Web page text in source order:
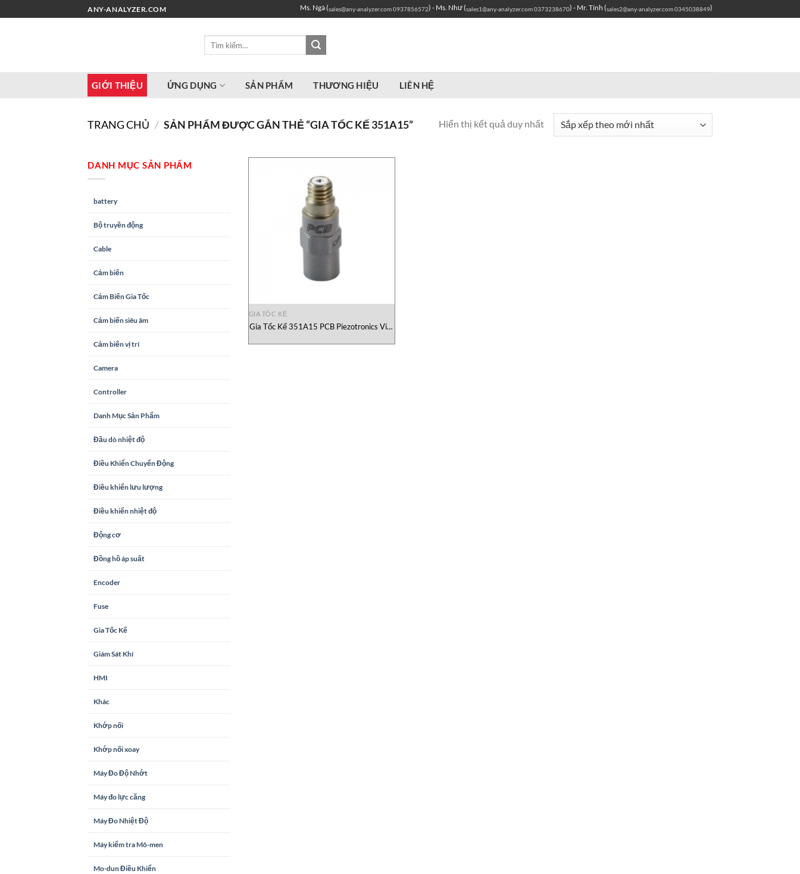
đến
ANY-ANALYZER.COM Ms. Ngà (sales@any-analyzer.com0937856572) - Ms. Như (sales1@any-analyzer.com0373238670) - Mr. Tính (sales2@any-analyzer.com0345038849)
GIỚI THIỆU ỨNG DỤNG SẢN PHẨM THƯƠNG HIỆU LIÊN HỆ
TRANG CHỦ / SẢN PHẨM ĐƯỢC GẮN THẺ “GIA TỐC KẾ 351A15” Hiển thị kết quả duy nhất
DANH MỤC SẢN PHẨM
battery
Bộ truyền động
Cable
Cảm biến
Cảm Biến Gia Tốc
Cảm biến siêu âm
Cảm biến vị trí
Camera
Controller
Danh Mục Sản Phẩm
Đầu dò nhiệt độ
Điều Khiển Chuyển Động
Điều khiển lưu lượng
Điều khiển nhiệt độ
Động cơ
Đồng hồ áp suất
Encoder
Fuse
Gia Tốc Kế
Giám Sát Khí
HMI
Khác
Khớp nối
Khớp nối xoay
Máy Đo Độ Nhớt
Máy đo lực căng
Máy Đo Nhiệt Độ
Máy kiểm tra Mô-men
Mo-dun Điều Khiển
GIA TỐC KẾ
Gia Tốc Kế 351A15 PCB Piezotronics Việt